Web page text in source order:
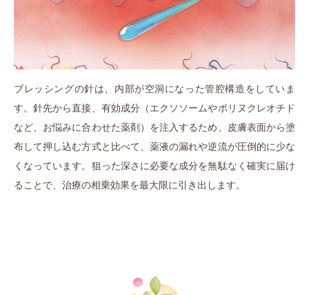
ブレッシングの針は、内部が空洞になった管腔構造をしていま
す。針先から直接、有効成分（エクソソームやポリヌクレオチド
など、お悩みに合わせた薬剤）を注入するため、皮膚表面から塗
布して押し込む方式と比べて、薬液の漏れや逆流が圧倒的に少な
くなっています。狙った深さに必要な成分を無駄なく確実に届け
ることで、治療の相乗効果を最大限に引き出します。